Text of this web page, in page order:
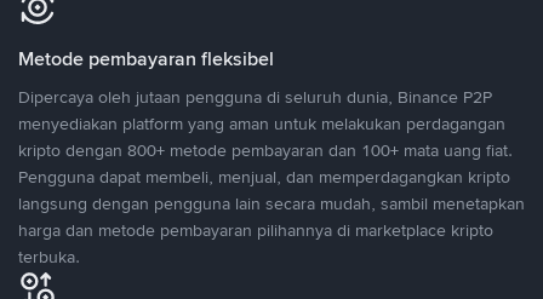
Metode pembayaran fleksibel
Dipercaya oleh jutaan pengguna di seluruh dunia, Binance P2P
menyediakan platform yang aman untuk melakukan perdagangan
kripto dengan 800+ metode pembayaran dan 100+ mata uang fiat.
Pengguna dapat membeli, menjual, dan memperdagangkan kripto
langsung dengan pengguna lain secara mudah, sambil menetapkan
harga dan metode pembayaran pilihannya di marketplace kripto
terbuka.